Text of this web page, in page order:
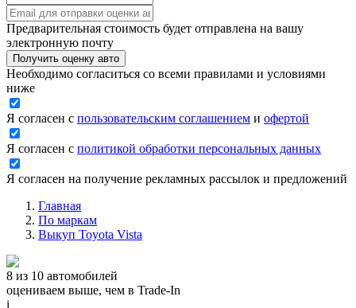
Предварительная стоимость будет отправлена на вашу
электронную почту
Получить оценку авто
Необходимо согласиться со всеми правилами и условиями
ниже
Я согласен с пользовательским соглашением и офертой
Я согласен с политикой обработки персональных данных
Я согласен на получение рекламных рассылок и предложений
Главная
По маркам
Выкуп Toyota Vista
8 из 10 автомобилей
оцениваем выше, чем в Trade‑In
i